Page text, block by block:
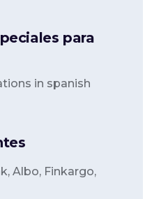
para
in spanish
Albo, Finkargo,